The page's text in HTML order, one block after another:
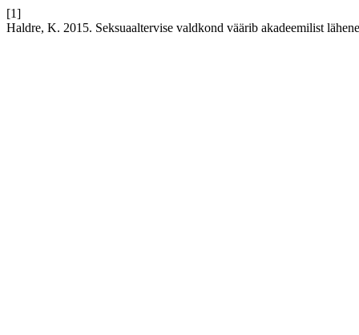
[1]
Haldre, K. 2015. Seksuaaltervise valdkond väärib akadeemilist